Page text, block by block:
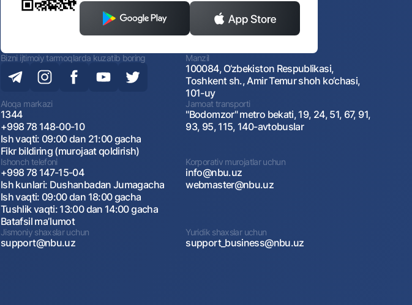
Bizni ijtimoiy tarmoqlarda kuzatib boring Manzil
100084, O‘zbekiston Respublikasi,
Toshkent sh., Amir Temur shoh ko‘chasi,
101-uy
Aloqa markazi
1344
+998 78 148-00-10
Ish vaqti: 09:00 dan 21:00 gacha
Fikr bildiring (murojaat qoldirish)
Jamoat transporti
"Bodomzor" metro bekati, 19, 24, 51, 67, 91,
93, 95, 115, 140-avtobuslar
Ishonch telefoni
+998 78 147-15-04
Ish kunlari: Dushanbadan Jumagacha
Ish vaqti: 09:00 dan 18:00 gacha
Tushlik vaqti: 13:00 dan 14:00 gacha
Batafsil maʼlumot
Korporativ murojatlar uchun
info@nbu.uz
webmaster@nbu.uz
Jismoniy shaxslar uchun
support@nbu.uz
Yuridik shaxslar uchun
support_business@nbu.uz